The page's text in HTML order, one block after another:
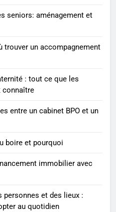
solide
de repas : guide et
pratiques
du poids
et durable
chronique de l’oreille :
seniors: aménagement et
trouver un accompagnement
: tout ce que les
connaître
entre un cabinet BPO et un
boire et pourquoi
immobilier avec
personnes et des lieux :
au quotidien